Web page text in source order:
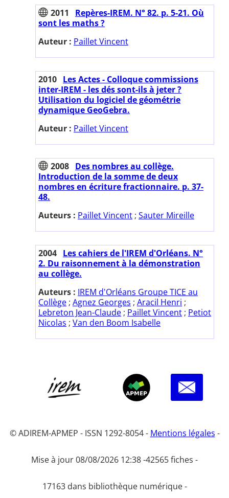
2011
Repères-IREM. N° 82. p. 5-21. Où
sont les maths ?
Auteur : Paillet Vincent
2010 Les Actes - Colloque commissions
inter-IREM - les dés sont-ils à jeter ?
Utilisation du logiciel de géométrie
dynamique GeoGebra.
Auteur : Paillet Vincent
2008 Des nombres au collège.
Introduction de la somme de deux
nombres en écriture fractionnaire. p. 37-
48.
Auteurs : Paillet Vincent ; Sauter Mireille
2004 Les cahiers de l'IREM d'Orléans. N°
2. Du raisonnement à la démonstration
au collège.
Auteurs : IREM d'Orléans Groupe TICE au
Collège ; Agnez Georges ; Aracil Henri ;
Lebreton Jean-Claude ; Paillet Vincent ; Petiot
Nicolas ; Van den Boom Isabelle
© ADIREM-APMEP - ISSN 1292-8054 - Mentions légales -
Mise à jour 08/08/2026 12:38 -42565 fiches -
17163 dans bibliothèque numérique -